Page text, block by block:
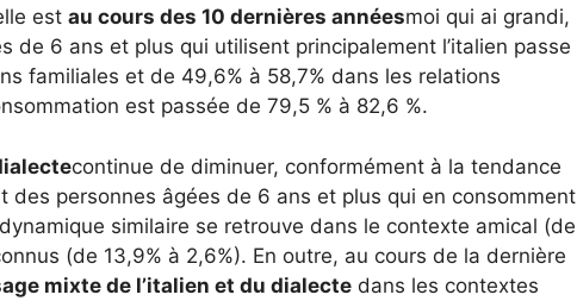
est au cours des 10 dernières annéesmoi qui ai grandi,
6 ans et plus qui utilisent principalement l’italien passe
familiales et de 49,6% à 58,7% dans les relations
est passée de 79,5 % à 82,6 %.
continue de diminuer, conformément à la tendance
personnes âgées de 6 ans et plus qui en consomment
similaire se retrouve dans le contexte amical (de
(de 13,9% à 2,6%). En outre, au cours de la dernière
mixte de l’italien et du dialecte dans les contextes